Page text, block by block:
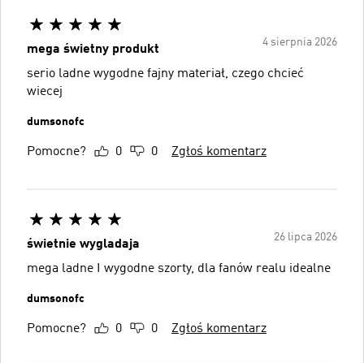
4 sierpnia 2026
mega świetny produkt
serio ladne wygodne fajny materiał, czego chcieć
wiecej
dumsonofc
Pomocne? 0 0 Zgłoś komentarz
26 lipca 2026
świetnie wygladaja
mega ladne I wygodne szorty, dla fanów realu idealne
dumsonofc
Pomocne? 0 0 Zgłoś komentarz